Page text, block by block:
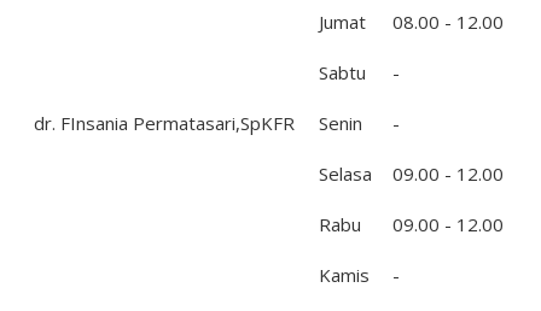
Jumat 08.00 - 12.00
Sabtu -
dr. FInsania Permatasari,SpKFR Senin -
Selasa 09.00 - 12.00
Rabu 09.00 - 12.00
Kamis -